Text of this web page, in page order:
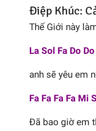
Điệp Khúc:
Thế Giới này
La Sol Fa Do
anh sẽ yêu em
Fa Fa Fa Fa Mi
Đã bao giờ em